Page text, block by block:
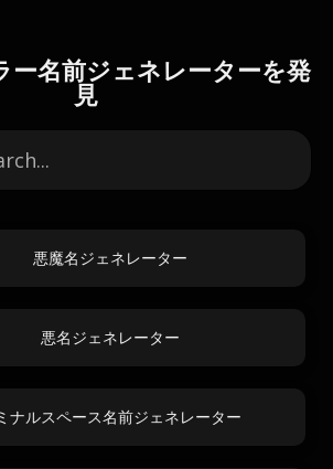
ー名前ジェネレーターを発
見
悪魔名ジェネレーター
悪名ジェネレーター
ナルスペース名前ジェネレーター